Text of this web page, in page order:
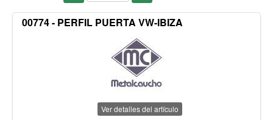
00774 - PERFIL PUERTA VW-IBIZA
Ver detalles del artículo